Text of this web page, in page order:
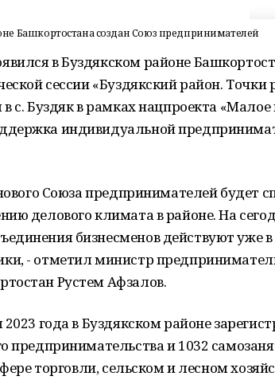
Башкортостана создан Союз предпринимателей
в Буздякском районе
сессии «Буздякский район. Точки
с. Буздяк в рамках нацпроекта «Малое
индивидуальной
Союза предпринимателей будет
делового климата в районе. На
бизнесменов действуют уже в
- отметил министр
Рустем Афзалов.
года в Буздякском районе
предпринимательства и 1032
торговли, сельском и лесном